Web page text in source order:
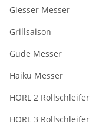
Giesser Messer
Grillsaison
Güde Messer
Haiku Messer
HORL 2 Rollschleifer
HORL 3 Rollschleifer